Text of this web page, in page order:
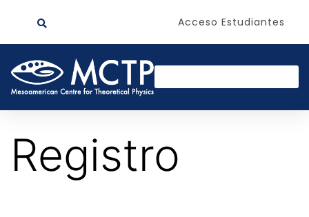
Acceso Estudiantes
Registro